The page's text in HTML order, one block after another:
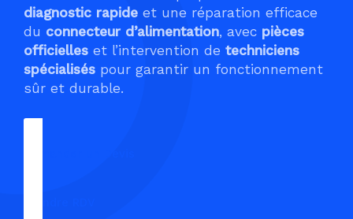
diagnostic rapide et une réparation efficace
du connecteur d’alimentation, avec pièces
officielles et l’intervention de techniciens
spécialisés pour garantir un fonctionnement
sûr et durable.